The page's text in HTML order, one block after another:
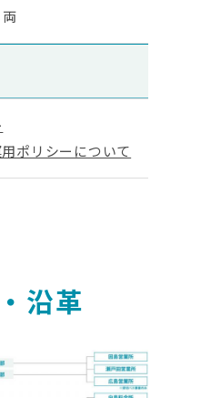
ポリシーについて
沿革